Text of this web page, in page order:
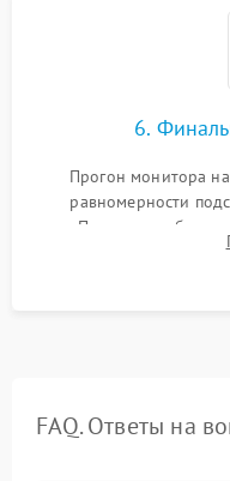
6.
Прогон монитора
равномерности
Проверка
DisplayPort, VGA) и
FAQ. Ответы на